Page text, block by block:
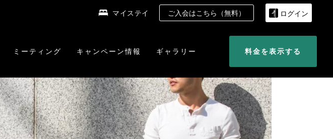
マイステイ ご入会はこちら（無料） ログイン
ミーティング キャンペーン情報 ギャラリー 料金を表示する